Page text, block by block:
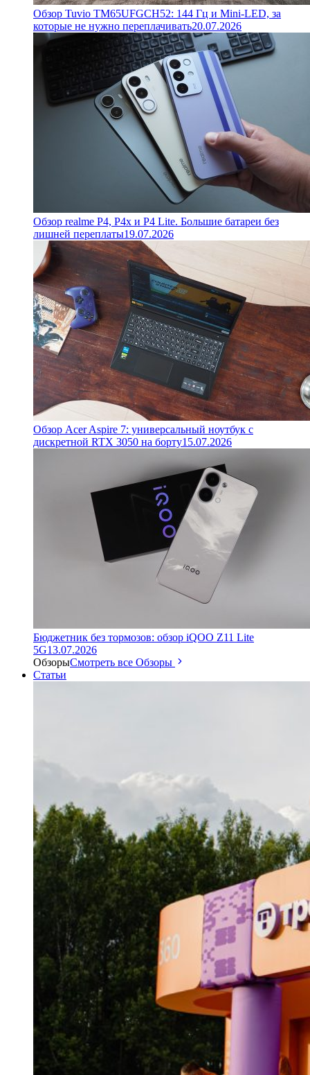
Обзор Tuvio TM65UFGCH52: 144 Гц и Mini-LED, за
которые не нужно переплачивать20.07.2026
Обзор realme P4, P4x и P4 Lite. Большие батареи без
лишней переплаты19.07.2026
Обзор Acer Aspire 7: универсальный ноутбук с
дискретной RTX 3050 на борту15.07.2026
Бюджетник без тормозов: обзор iQOO Z11 Lite
5G13.07.2026
ОбзорыСмотреть все Обзоры
Статьи